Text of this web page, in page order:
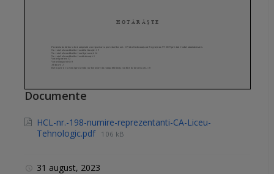
Documente
HCL-nr.-198-numire-reprezentanti-CA-Liceu-
Tehnologic.pdf 106 kB
31 august, 2023